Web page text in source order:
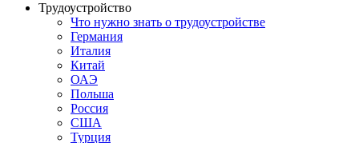
Трудоустройство
Что нужно знать о трудоустройстве
Германия
Италия
Китай
ОАЭ
Польша
Россия
США
Турция